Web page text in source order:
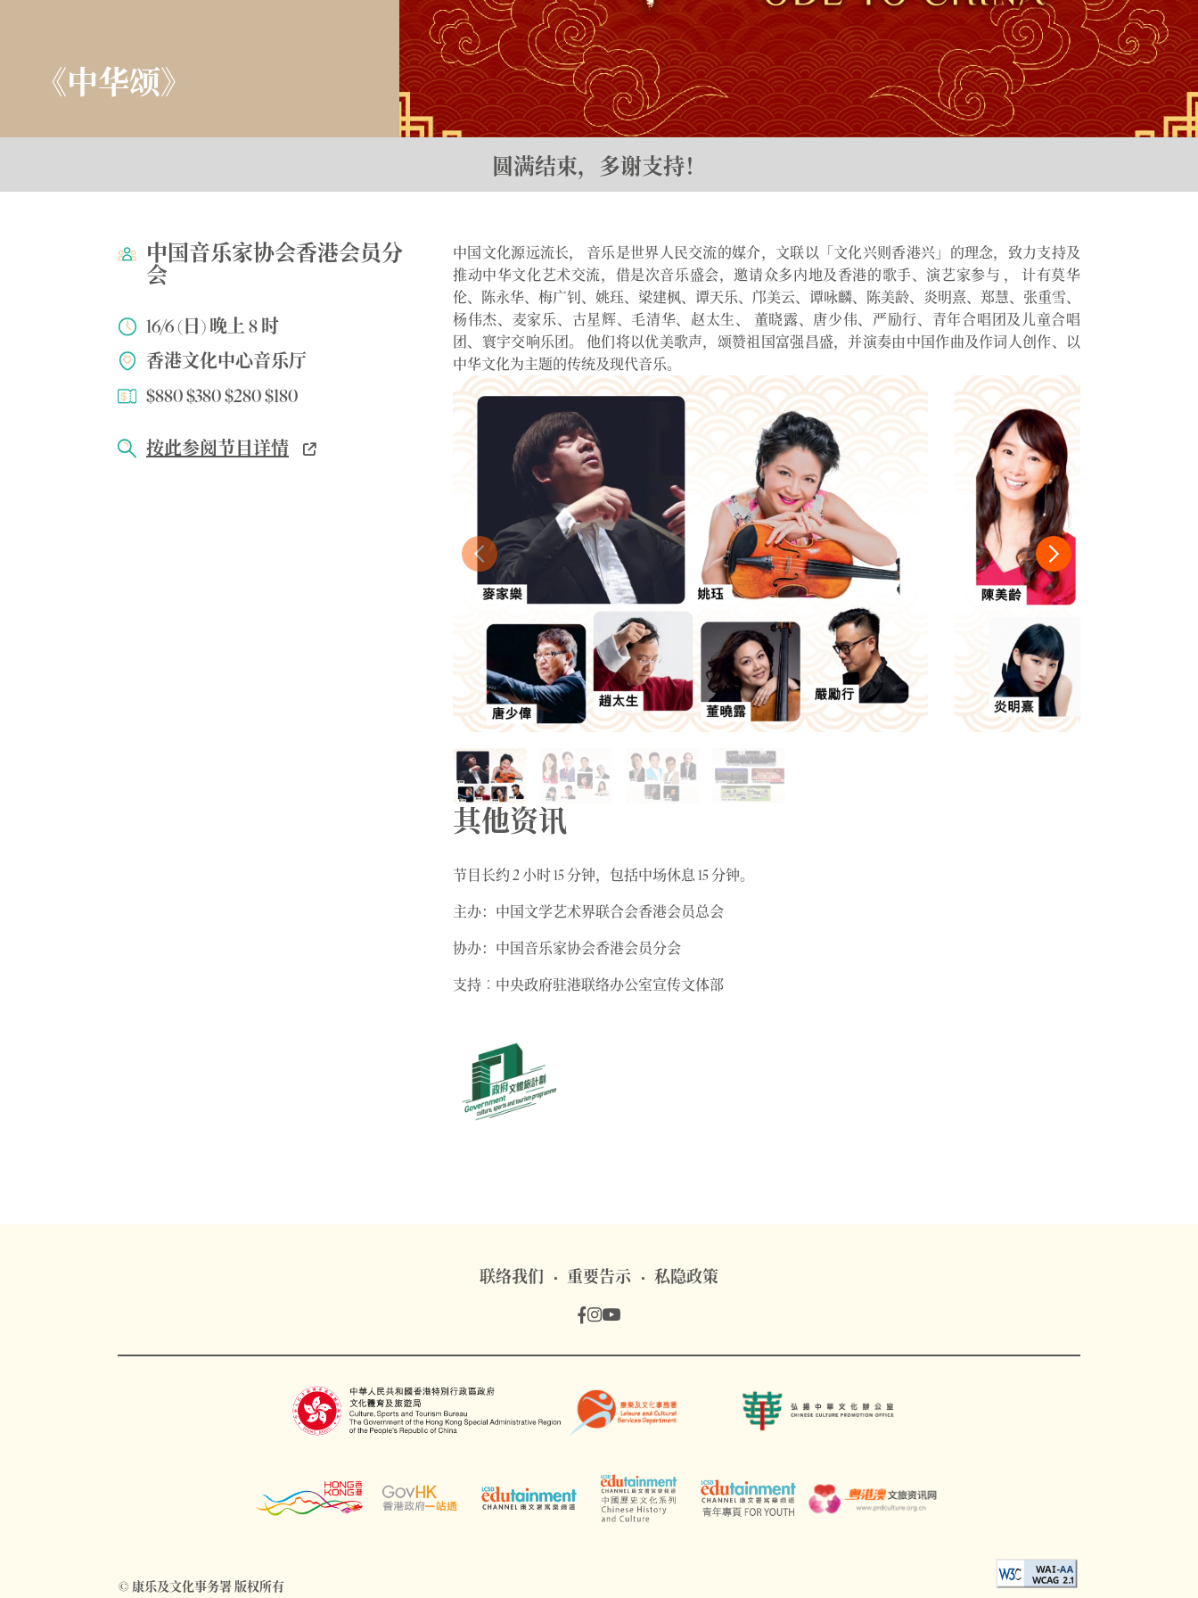
《中华颂》
中国音乐家协会香港会员分
会
16/6 (日) 晚上 8 时
香港文化中心音乐厅
$880 $380 $280 $180
按此参阅节目详情
中国文化源远流长， 音乐是世界人民交流的媒介，文联以「文化兴则香港兴」的理念，致力支持及
推动中华文化艺术交流，借是次音乐盛会，邀请众多内地及香港的歌手、演艺家参与 ， 计有莫华
伦、陈永华、梅广钊、姚珏、梁建枫、谭天乐、邝美云、谭咏麟、陈美龄、炎明熹、郑慧、张重雪、
杨伟杰、麦家乐、古星辉、毛清华、赵太生、 董晓露、唐少伟、严励行、青年合唱团及儿童合唱
团、寰宇交响乐团。 他们将以优美歌声，颂赞祖国富强昌盛，并演奏由中国作曲及作词人创作、以
中华文化为主题的传统及现代音乐。
其他资讯
节目长约 2 小时 15 分钟，包括中场休息 15 分钟。
主办：中国文学艺术界联合会香港会员总会
协办：中国音乐家协会香港会员分会
支持︰中央政府驻港联络办公室宣传文体部
圆满结束，多谢支持！
联络我们 重要告示 私隐政策
© 康乐及文化事务署 版权所有